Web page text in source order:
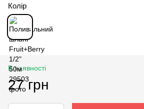
Колір
В наявності
27 грн